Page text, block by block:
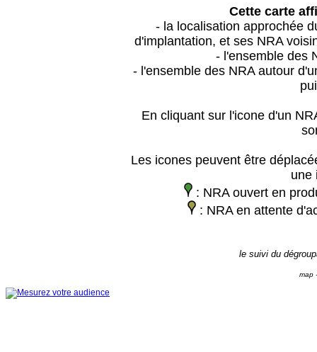
Cette carte
- la localisation approchée
d'implantation, et ses NRA
- l'ensemble des
- l'ensemble des NRA autour
En cliquant sur l'icone d'un
Les icones peuvent être
une
: NRA ouvert en
: NRA en attente
le suivi du
map